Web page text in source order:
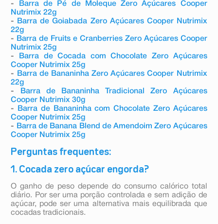
-
Barra de Pé de Moleque Zero Açúcares Cooper
Nutrimix 22g
-
Barra de Goiabada Zero Açúcares Cooper Nutrimix
22g
-
Barra de Fruits e Cranberries Zero Açúcares Cooper
Nutrimix 25g
-
Barra de Cocada com Chocolate Zero Açúcares
Cooper Nutrimix 25g
-
Barra de Bananinha Zero Açúcares Cooper Nutrimix
22g
-
Barra de Bananinha Tradicional Zero Açúcares
Cooper Nutrimix 30g
-
Barra de Bananinha com Chocolate Zero Açúcares
Cooper Nutrimix 25g
-
Barra de Banana Blend de Amendoim Zero Açúcares
Cooper Nutrimix 25g
Perguntas frequentes:
1. Cocada zero açúcar engorda?
O ganho de peso depende do consumo calórico total
diário. Por ser uma porção controlada e sem adição de
açúcar, pode ser uma alternativa mais equilibrada que
cocadas tradicionais.